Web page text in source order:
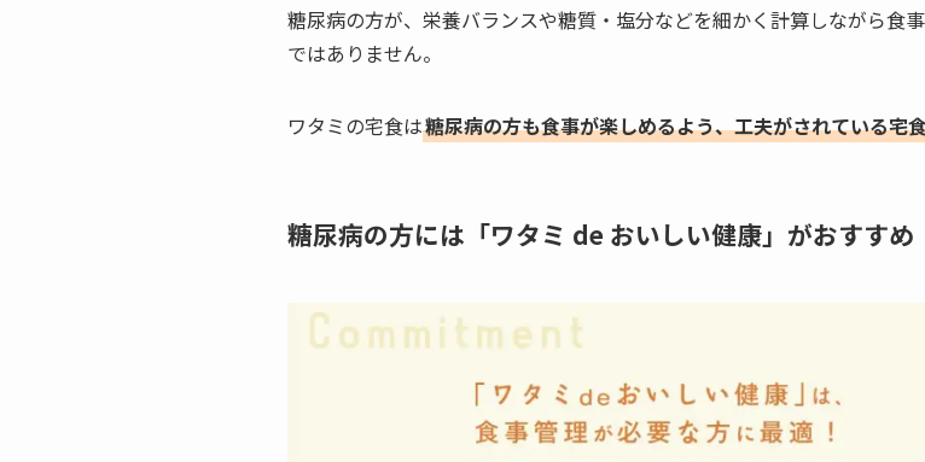
糖尿病の方が、栄養バランスや糖質・塩分などを細かく計算しながら食
ではありません。
ワタミの宅食は糖尿病の方も食事が楽しめるよう、工夫がされている宅
糖尿病の方には「ワタミ de おいしい健康」がおすすめ